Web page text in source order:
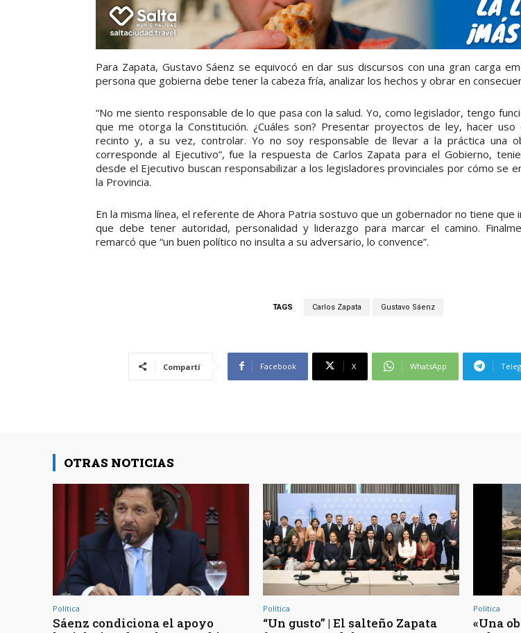
Para Zapata, Gustavo Sáenz se equivocó en dar sus discursos con una gran carga
persona que gobierna debe tener la cabeza fría, analizar los hechos y obrar en
“No me siento responsable de lo que pasa con la salud. Yo, como legislador, tengo
que me otorga la Constitución. ¿Cuáles son? Presentar proyectos de ley, hacer
recinto y, a su vez, controlar. Yo no soy responsable de llevar a la práctica una
corresponde al Ejecutivo”, fue la respuesta de Carlos Zapata para el Gobierno,
desde el Ejecutivo buscan responsabilizar a los legisladores provinciales por cómo se
la Provincia.
En la misma línea, el referente de Ahora Patria sostuvo que un gobernador no tiene que
que debe tener autoridad, personalidad y liderazgo para marcar el camino.
remarcó que “un buen político no insulta a su adversario, lo convence”.
TAGS Carlos Zapata Gustavo Sáenz
Compartí Facebook X WhatsApp
OTRAS NOTICIAS
Política
Sáenz condiciona el apoyo
Política
“Un gusto” | El salteño Zapata
Política
«Una